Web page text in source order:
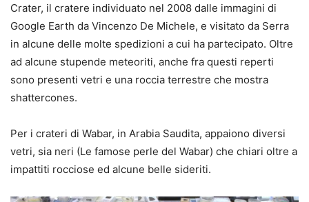
Crater, il cratere individuato nel 2008 dalle immagini di
Google Earth da Vincenzo De Michele, e visitato da Serra
in alcune delle molte spedizioni a cui ha partecipato. Oltre
ad alcune stupende meteoriti, anche fra questi reperti
sono presenti vetri e una roccia terrestre che mostra
shattercones.
Per i crateri di Wabar, in Arabia Saudita, appaiono diversi
vetri, sia neri (Le famose perle del Wabar) che chiari oltre a
impattiti rocciose ed alcune belle sideriti.